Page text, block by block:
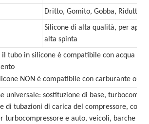
Dritto, Gomito, Gobba,
Silicone di alta qualità, per
alta spinta
il tubo in silicone è compatibile con acqua o
NON è compatibile con carburante o
universale: sostituzione di base,
di tubazioni di carica del compressore,
turbocompressore e auto, veicoli, barche